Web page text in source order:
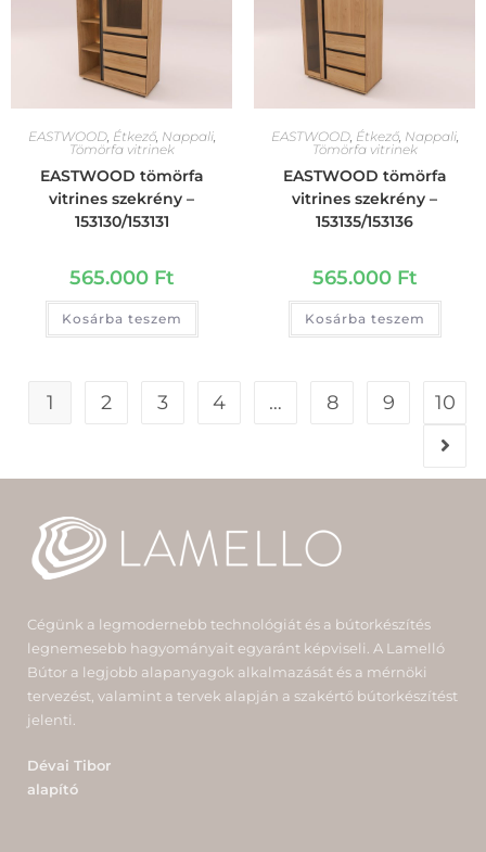
EASTWOOD, Étkező, Nappali,
Tömörfa vitrinek
EASTWOOD tömörfa
vitrines szekrény –
153130/153131
565.000 Ft
Kosárba teszem
EASTWOOD, Étkező, Nappali,
Tömörfa vitrinek
EASTWOOD tömörfa
vitrines szekrény –
153135/153136
565.000 Ft
Kosárba teszem
1 2 3 4 … 8 9 10
Cégünk a legmodernebb technológiát és a bútorkészítés
legnemesebb hagyományait egyaránt képviseli. A Lamelló
Bútor a legjobb alapanyagok alkalmazását és a mérnöki
tervezést, valamint a tervek alapján a szakértő bútorkészítést
jelenti.
Dévai Tibor
alapító